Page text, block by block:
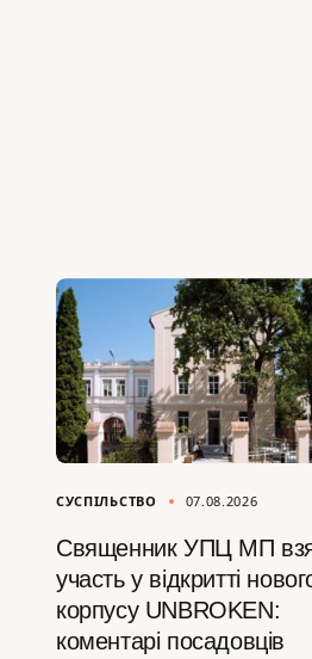
СУСПІЛЬСТВО 07.08.2026
Священник УПЦ МП
участь у відкритті
корпусу UNBROKEN:
коментарі посадовців